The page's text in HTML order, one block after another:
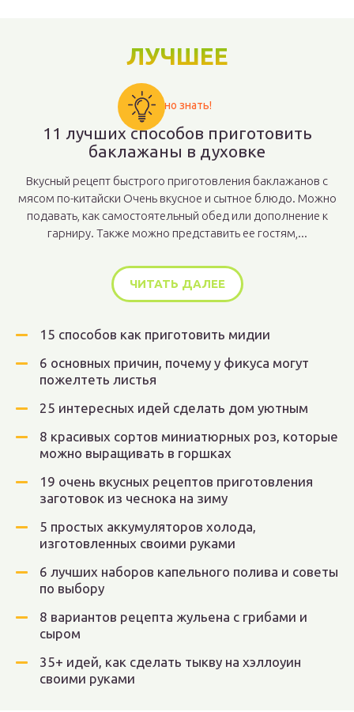
ЛУЧШЕЕ
Важно знать!
11 лучших способов приготовить
баклажаны в духовке
Вкусный рецепт быстрого приготовления баклажанов с
мясом по-китайски Очень вкусное и сытное блюдо. Можно
подавать, как самостоятельный обед или дополнение к
гарниру. Также можно представить ее гостям,...
ЧИТАТЬ ДАЛЕЕ
15 способов как приготовить мидии
6 основных причин, почему у фикуса могут
пожелтеть листья
25 интересных идей сделать дом уютным
8 красивых сортов миниатюрных роз, которые
можно выращивать в горшках
19 очень вкусных рецептов приготовления
заготовок из чеснока на зиму
5 простых аккумуляторов холода,
изготовленных своими руками
6 лучших наборов капельного полива и советы
по выбору
8 вариантов рецепта жульена с грибами и
сыром
35+ идей, как сделать тыкву на хэллоуин
своими руками